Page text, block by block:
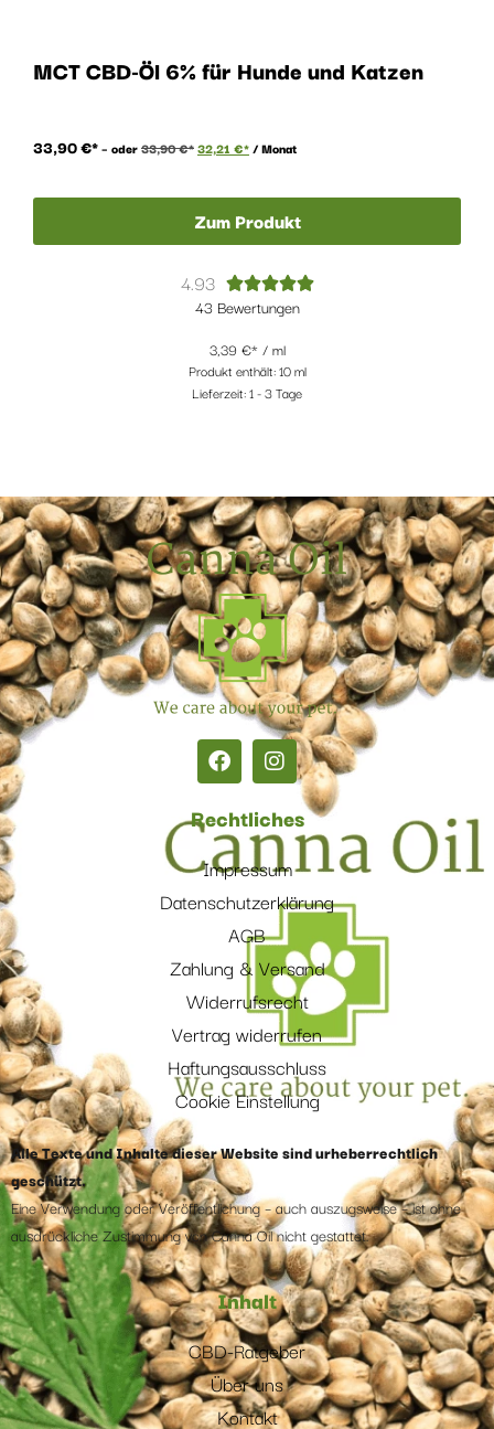
MCT CBD-Öl 6% für Hunde und Katzen
33,90€ – oder33,90€ 32,21 € / Monat
Zum Produkt
4.93 
43 Bewertungen
3,39 € / ml
Produkt enthält: 10ml
Lieferzeit:1 - 3 Tage
Rechtliches
Impressum
Datenschutzerklärung
AGB
Zahlung & Versand
Widerrufsrecht
Vertrag widerrufen
Haftungsausschluss
Cookie Einstellung
Alle Texte und Inhalte dieser Website sind urheberrechtlich
geschützt.
Eine Verwendung oder Veröffentlichung – auch auszugsweise – ist ohne
ausdrückliche Zustimmung von Canna Oil nicht gestattet.
Inhalt
CBD-Ratgeber
Über uns
Kontakt